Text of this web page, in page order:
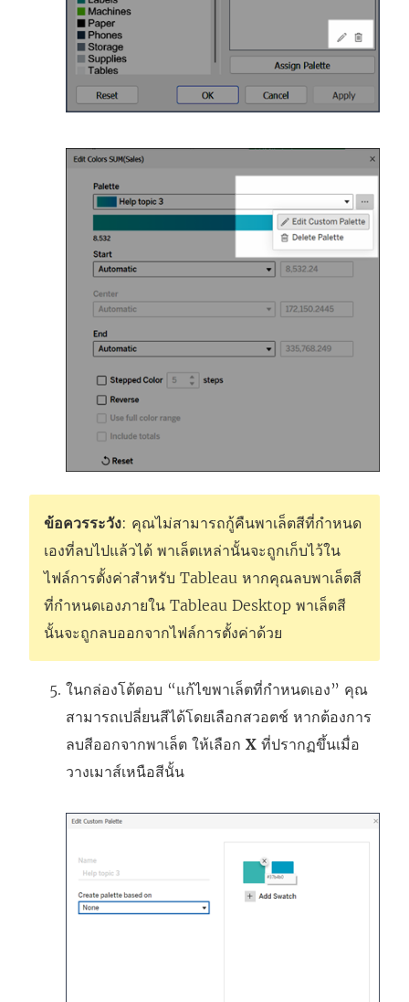
ข้อควรระวัง: คุณไม่สามารถกู้คืนพาเล็ตสีที่กําหนด
เองที่ลบไปแล้วได้ พาเล็ตเหล่านั้นจะถูกเก็บไว้ใน
ไฟล์การตั้งค่าสําหรับ Tableau หากคุณลบพาเล็ตสี
ที่กําหนดเองภายใน Tableau Desktop พาเล็ตสี
นั้นจะถูกลบออกจากไฟล์การตั้งค่าด้วย
ในกล่องโต้ตอบ “แก้ไขพาเล็ตที่กําหนดเอง” คุณ
สามารถเปลี่ยนสีได้โดยเลือกสวอตช์ หากต้องการ
ลบสีออกจากพาเล็ต ให้เลือก X ที่ปรากฏขึ้นเมื่อ
วางเมาส์เหนือสีนั้น